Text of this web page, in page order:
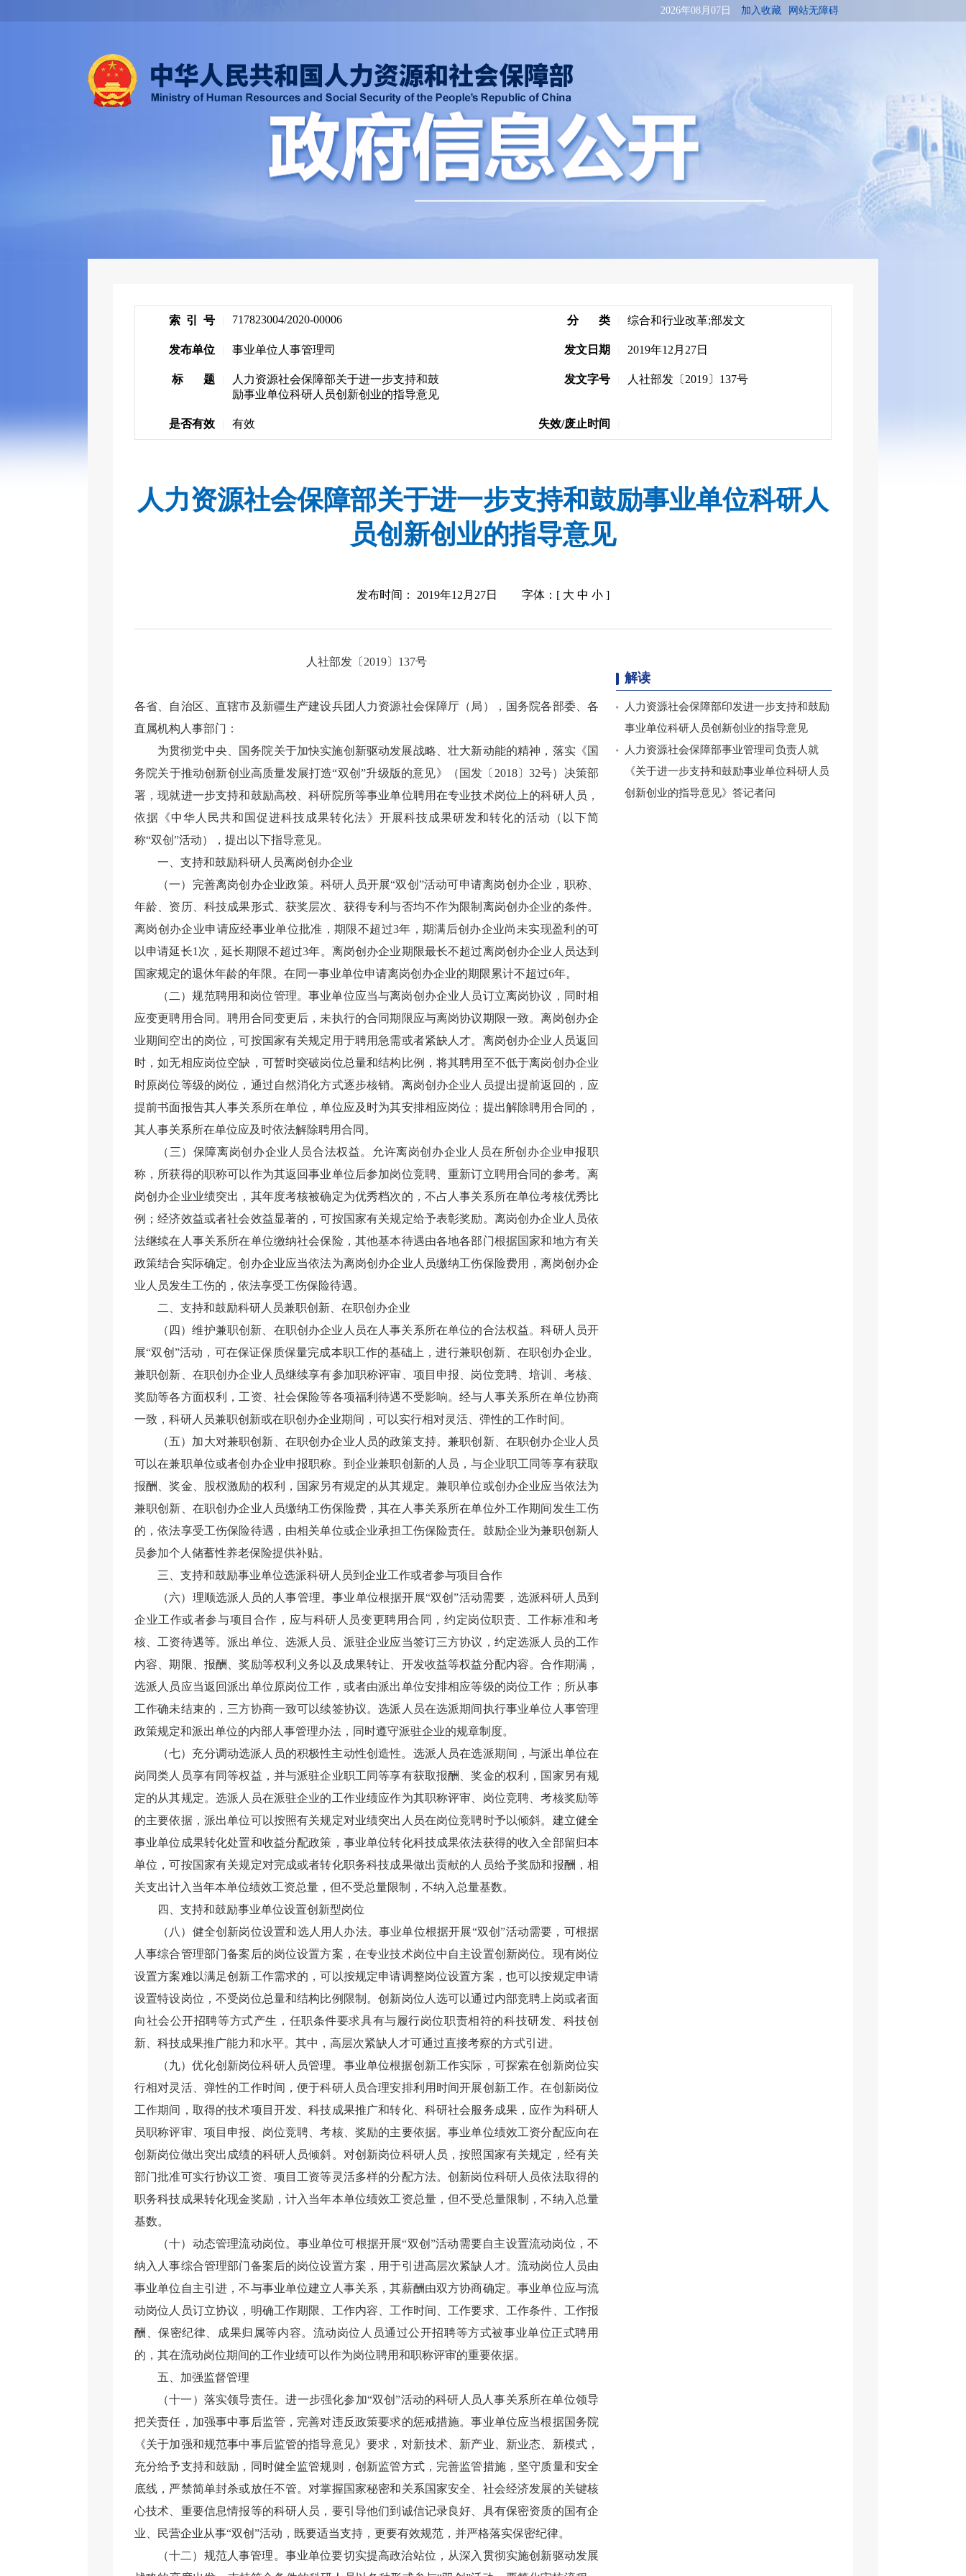
2026年08月07日 加入收藏 网站无障碍
索 引 号 717823004/2020-00006 分 类 综合和行业改革;部发文
发布单位 事业单位人事管理司 发文日期 2019年12月27日
标 题
人力资源社会保障部关于进一步支持和鼓
励事业单位科研人员创新创业的指导意见
发文字号 人社部发〔2019〕137号
是否有效 有效 失效/废止时间
人力资源社会保障部关于进一步支持和鼓励事业单位科研人
员创新创业的指导意见
发布时间： 2019年12月27日 字体：[ 大 中 小 ]
人社部发〔2019〕137号
各省、自治区、直辖市及新疆生产建设兵团人力资源社会保障厅（局），国务院各部委、各
直属机构人事部门：
为贯彻党中央、国务院关于加快实施创新驱动发展战略、壮大新动能的精神，落实《国
务院关于推动创新创业高质量发展打造“双创”升级版的意见》（国发〔2018〕32号）决策部
署，现就进一步支持和鼓励高校、科研院所等事业单位聘用在专业技术岗位上的科研人员，
依据《中华人民共和国促进科技成果转化法》开展科技成果研发和转化的活动（以下简
称“双创”活动），提出以下指导意见。
一、支持和鼓励科研人员离岗创办企业
（一）完善离岗创办企业政策。科研人员开展“双创”活动可申请离岗创办企业，职称、
年龄、资历、科技成果形式、获奖层次、获得专利与否均不作为限制离岗创办企业的条件。
离岗创办企业申请应经事业单位批准，期限不超过3年，期满后创办企业尚未实现盈利的可
以申请延长1次，延长期限不超过3年。离岗创办企业期限最长不超过离岗创办企业人员达到
国家规定的退休年龄的年限。在同一事业单位申请离岗创办企业的期限累计不超过6年。
（二）规范聘用和岗位管理。事业单位应当与离岗创办企业人员订立离岗协议，同时相
应变更聘用合同。聘用合同变更后，未执行的合同期限应与离岗协议期限一致。离岗创办企
业期间空出的岗位，可按国家有关规定用于聘用急需或者紧缺人才。离岗创办企业人员返回
时，如无相应岗位空缺，可暂时突破岗位总量和结构比例，将其聘用至不低于离岗创办企业
时原岗位等级的岗位，通过自然消化方式逐步核销。离岗创办企业人员提出提前返回的，应
提前书面报告其人事关系所在单位，单位应及时为其安排相应岗位；提出解除聘用合同的，
其人事关系所在单位应及时依法解除聘用合同。
（三）保障离岗创办企业人员合法权益。允许离岗创办企业人员在所创办企业申报职
称，所获得的职称可以作为其返回事业单位后参加岗位竞聘、重新订立聘用合同的参考。离
岗创办企业业绩突出，其年度考核被确定为优秀档次的，不占人事关系所在单位考核优秀比
例；经济效益或者社会效益显著的，可按国家有关规定给予表彰奖励。离岗创办企业人员依
法继续在人事关系所在单位缴纳社会保险，其他基本待遇由各地各部门根据国家和地方有关
政策结合实际确定。创办企业应当依法为离岗创办企业人员缴纳工伤保险费用，离岗创办企
业人员发生工伤的，依法享受工伤保险待遇。
二、支持和鼓励科研人员兼职创新、在职创办企业
（四）维护兼职创新、在职创办企业人员在人事关系所在单位的合法权益。科研人员开
展“双创”活动，可在保证保质保量完成本职工作的基础上，进行兼职创新、在职创办企业。
兼职创新、在职创办企业人员继续享有参加职称评审、项目申报、岗位竞聘、培训、考核、
奖励等各方面权利，工资、社会保险等各项福利待遇不受影响。经与人事关系所在单位协商
一致，科研人员兼职创新或在职创办企业期间，可以实行相对灵活、弹性的工作时间。
（五）加大对兼职创新、在职创办企业人员的政策支持。兼职创新、在职创办企业人员
可以在兼职单位或者创办企业申报职称。到企业兼职创新的人员，与企业职工同等享有获取
报酬、奖金、股权激励的权利，国家另有规定的从其规定。兼职单位或创办企业应当依法为
兼职创新、在职创办企业人员缴纳工伤保险费，其在人事关系所在单位外工作期间发生工伤
的，依法享受工伤保险待遇，由相关单位或企业承担工伤保险责任。鼓励企业为兼职创新人
员参加个人储蓄性养老保险提供补贴。
三、支持和鼓励事业单位选派科研人员到企业工作或者参与项目合作
（六）理顺选派人员的人事管理。事业单位根据开展“双创”活动需要，选派科研人员到
企业工作或者参与项目合作，应与科研人员变更聘用合同，约定岗位职责、工作标准和考
核、工资待遇等。派出单位、选派人员、派驻企业应当签订三方协议，约定选派人员的工作
内容、期限、报酬、奖励等权利义务以及成果转让、开发收益等权益分配内容。合作期满，
选派人员应当返回派出单位原岗位工作，或者由派出单位安排相应等级的岗位工作；所从事
工作确未结束的，三方协商一致可以续签协议。选派人员在选派期间执行事业单位人事管理
政策规定和派出单位的内部人事管理办法，同时遵守派驻企业的规章制度。
（七）充分调动选派人员的积极性主动性创造性。选派人员在选派期间，与派出单位在
岗同类人员享有同等权益，并与派驻企业职工同等享有获取报酬、奖金的权利，国家另有规
定的从其规定。选派人员在派驻企业的工作业绩应作为其职称评审、岗位竞聘、考核奖励等
的主要依据，派出单位可以按照有关规定对业绩突出人员在岗位竞聘时予以倾斜。建立健全
事业单位成果转化处置和收益分配政策，事业单位转化科技成果依法获得的收入全部留归本
单位，可按国家有关规定对完成或者转化职务科技成果做出贡献的人员给予奖励和报酬，相
关支出计入当年本单位绩效工资总量，但不受总量限制，不纳入总量基数。
四、支持和鼓励事业单位设置创新型岗位
（八）健全创新岗位设置和选人用人办法。事业单位根据开展“双创”活动需要，可根据
人事综合管理部门备案后的岗位设置方案，在专业技术岗位中自主设置创新岗位。现有岗位
设置方案难以满足创新工作需求的，可以按规定申请调整岗位设置方案，也可以按规定申请
设置特设岗位，不受岗位总量和结构比例限制。创新岗位人选可以通过内部竞聘上岗或者面
向社会公开招聘等方式产生，任职条件要求具有与履行岗位职责相符的科技研发、科技创
新、科技成果推广能力和水平。其中，高层次紧缺人才可通过直接考察的方式引进。
（九）优化创新岗位科研人员管理。事业单位根据创新工作实际，可探索在创新岗位实
行相对灵活、弹性的工作时间，便于科研人员合理安排利用时间开展创新工作。在创新岗位
工作期间，取得的技术项目开发、科技成果推广和转化、科研社会服务成果，应作为科研人
员职称评审、项目申报、岗位竞聘、考核、奖励的主要依据。事业单位绩效工资分配应向在
创新岗位做出突出成绩的科研人员倾斜。对创新岗位科研人员，按照国家有关规定，经有关
部门批准可实行协议工资、项目工资等灵活多样的分配方法。创新岗位科研人员依法取得的
职务科技成果转化现金奖励，计入当年本单位绩效工资总量，但不受总量限制，不纳入总量
基数。
（十）动态管理流动岗位。事业单位可根据开展“双创”活动需要自主设置流动岗位，不
纳入人事综合管理部门备案后的岗位设置方案，用于引进高层次紧缺人才。流动岗位人员由
事业单位自主引进，不与事业单位建立人事关系，其薪酬由双方协商确定。事业单位应与流
动岗位人员订立协议，明确工作期限、工作内容、工作时间、工作要求、工作条件、工作报
酬、保密纪律、成果归属等内容。流动岗位人员通过公开招聘等方式被事业单位正式聘用
的，其在流动岗位期间的工作业绩可以作为岗位聘用和职称评审的重要依据。
五、加强监督管理
（十一）落实领导责任。进一步强化参加“双创”活动的科研人员人事关系所在单位领导
把关责任，加强事中事后监管，完善对违反政策要求的惩戒措施。事业单位应当根据国务院
《关于加强和规范事中事后监管的指导意见》要求，对新技术、新产业、新业态、新模式，
充分给予支持和鼓励，同时健全监管规则，创新监管方式，完善监管措施，坚守质量和安全
底线，严禁简单封杀或放任不管。对掌握国家秘密和关系国家安全、社会经济发展的关键核
心技术、重要信息情报等的科研人员，要引导他们到诚信记录良好、具有保密资质的国有企
业、民营企业从事“双创”活动，既要适当支持，更要有效规范，并严格落实保密纪律。
（十二）规范人事管理。事业单位要切实提高政治站位，从深入贯彻实施创新驱动发展
解读
人力资源社会保障部印发进一步支持和鼓励
事业单位科研人员创新创业的指导意见
人力资源社会保障部事业管理司负责人就
《关于进一步支持和鼓励事业单位科研人员
创新创业的指导意见》答记者问